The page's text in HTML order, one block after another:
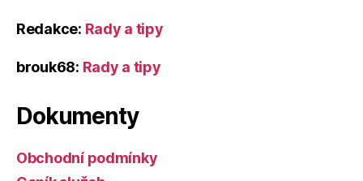
Redakce: Rady a tipy
brouk68: Rady a tipy
Dokumenty
Obchodní podmínky